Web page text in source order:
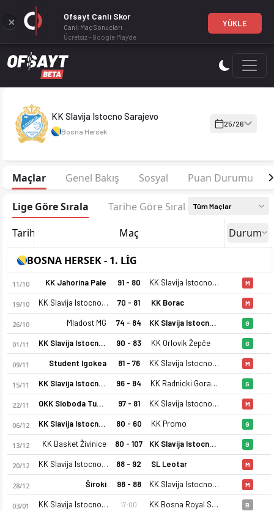
KK Slavija Istocno Sarajevo 25-26 sezonu kadrosu, maç
KK Slavija Istocno Sarajevo
Bosna Hersek
25/26
Maçlar Genel Bakış Sosyal Puan Durumu
Lige Göre Sırala Tarihe Göre Sırala Tüm Maçlar
Tarih Maç Durum
BOSNA HERSEK - 1. LİG
11/10 KK Jahorina Pale 91 - 80 KK Slavija Istocno Sarajevo M
19/10 KK Slavija Istocno Sarajevo 70 - 81 KK Borac M
26/10 Mladost MG 74 - 84 KK Slavija Istocno Sarajevo G
01/11 KK Slavija Istocno Sarajevo 90 - 83 KK Orlovik Žepče G
09/11 Student Igokea 81 - 76 KK Slavija Istocno Sarajevo M
15/11 KK Slavija Istocno Sarajevo 96 - 84 KK Radnicki Gorazde G
22/11 OKK Sloboda Tuzla 97 - 81 KK Slavija Istocno Sarajevo M
06/12 KK Slavija Istocno Sarajevo 80 - 60 KK Promo G
13/12 KK Basket Živinice 80 - 107 KK Slavija Istocno Sarajevo G
20/12 KK Slavija Istocno Sarajevo 88 - 92 SL Leotar M
28/12 Široki 98 - 88 KK Slavija Istocno Sarajevo M
03/01 KK Slavija Istocno Sarajevo 17:00 KK Bosna Royal Sarajevo B
Ofsayt Canlı Skor
Canlı Maç Sonuçları
Ücretsiz - Google Play'de
YÜKLE